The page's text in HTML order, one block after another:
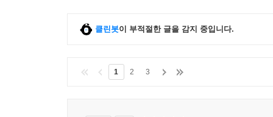
클린봇이 부적절한 글을 감지 중입니다.
1 2 3